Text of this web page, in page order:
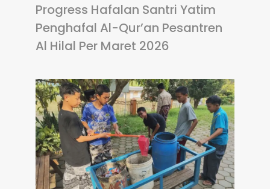
Progress Hafalan Santri Yatim
Penghafal Al-Qur’an Pesantren
Al Hilal Per Maret 2026